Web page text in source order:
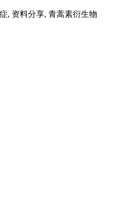
, 资料分享, 青蒿素衍生物